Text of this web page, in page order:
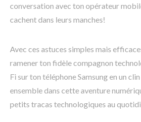
conversation avec ton opérateur
cachent dans leurs manches!
Avec ces astuces simples mais
ramener ton fidèle compagnon
Fi sur ton téléphone Samsung en un
ensemble dans cette aventure
petits tracas technologiques au